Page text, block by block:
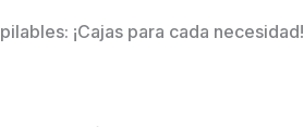
¡Cajas para cada necesidad!